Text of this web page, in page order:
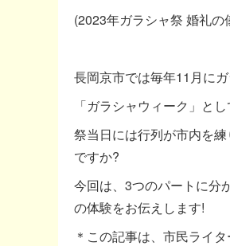
(2023年ガラシャ祭 婚礼の
長岡京市では毎年11月に
「ガラシャウィーク」と
祭当日には行列が市内を
ですか?
今回は、3つのパートに分
の体験をお伝えします!
＊この記事は、市民ライ